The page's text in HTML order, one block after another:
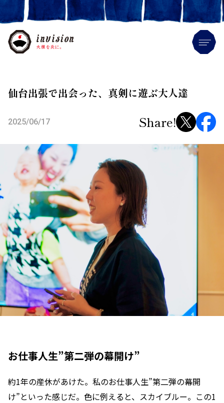
仙台出張で出会った、真剣に遊ぶ大人達
2025/06/17 Share!
お仕事人生”第二弾の幕開け”
約1年の産休があけた。私のお仕事人生”第二弾の幕開
け”といった感じだ。色に例えると、スカイブルー。この1